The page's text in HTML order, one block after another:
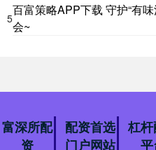
5
百富策略APP下载 守护“有
会~
富深所配
资
配资首选
门户网站
杠